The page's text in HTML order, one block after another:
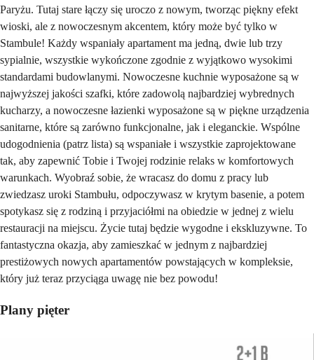
Paryżu. Tutaj stare łączy się uroczo z nowym, tworząc piękny efekt
wioski, ale z nowoczesnym akcentem, który może być tylko w
Stambule! Każdy wspaniały apartament ma jedną, dwie lub trzy
sypialnie, wszystkie wykończone zgodnie z wyjątkowo wysokimi
standardami budowlanymi. Nowoczesne kuchnie wyposażone są w
najwyższej jakości szafki, które zadowolą najbardziej wybrednych
kucharzy, a nowoczesne łazienki wyposażone są w piękne urządzenia
sanitarne, które są zarówno funkcjonalne, jak i eleganckie. Wspólne
udogodnienia (patrz lista) są wspaniałe i wszystkie zaprojektowane
tak, aby zapewnić Tobie i Twojej rodzinie relaks w komfortowych
warunkach. Wyobraź sobie, że wracasz do domu z pracy lub
zwiedzasz uroki Stambułu, odpoczywasz w krytym basenie, a potem
spotykasz się z rodziną i przyjaciółmi na obiedzie w jednej z wielu
restauracji na miejscu. Życie tutaj będzie wygodne i ekskluzywne. To
fantastyczna okazja, aby zamieszkać w jednym z najbardziej
prestiżowych nowych apartamentów powstających w kompleksie,
który już teraz przyciąga uwagę nie bez powodu!
Plany pięter